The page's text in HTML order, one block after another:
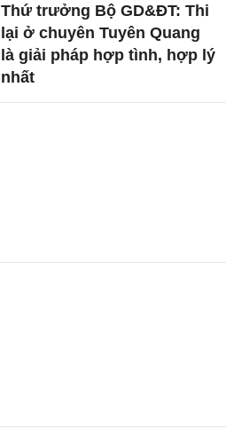
Thứ trưởng Bộ GD&ĐT: Thi
lại ở chuyên Tuyên Quang
là giải pháp hợp tình, hợp lý
nhất